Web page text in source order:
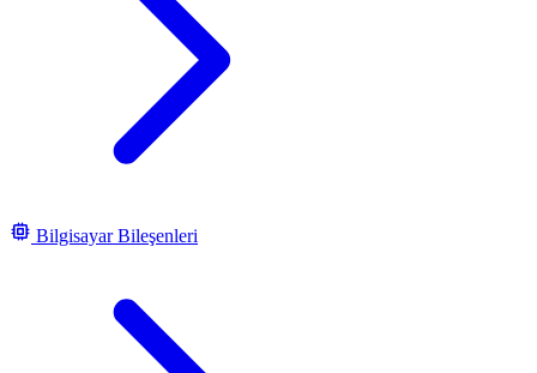
Bilgisayar Bileşenleri